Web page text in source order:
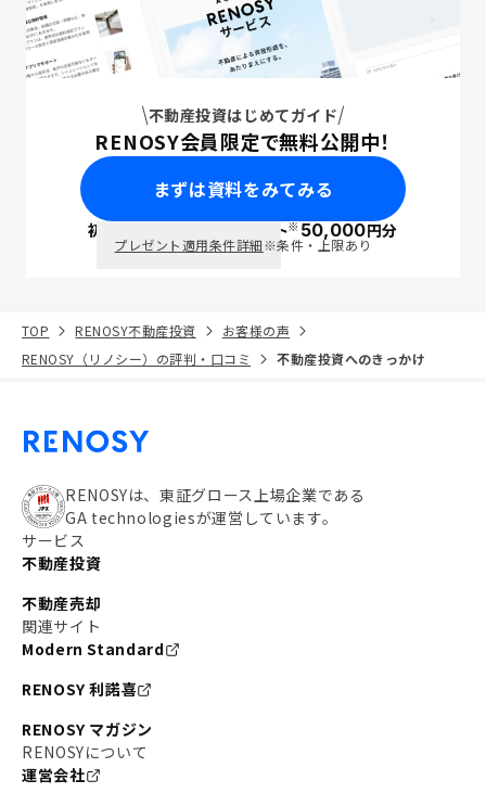
不動産投資はじめてガイド
RENOSY会員限定で無料公開中！
まずは資料をみてみる
初回面談で ポイント※50,000円分
プレゼント適用条件詳細※条件・上限あり
TOP RENOSY不動産投資
お客様の声
RENOSY（リノシー）の評判・口コミ
不動産投資へのきっかけ
RENOSYは、東証グロース上場企業である
GA technologiesが運営しています。
サービス
不動産投資
不動産売却
関連サイト
Modern Standard
RENOSY 利諾喜
RENOSY マガジン
RENOSYについて
運営会社